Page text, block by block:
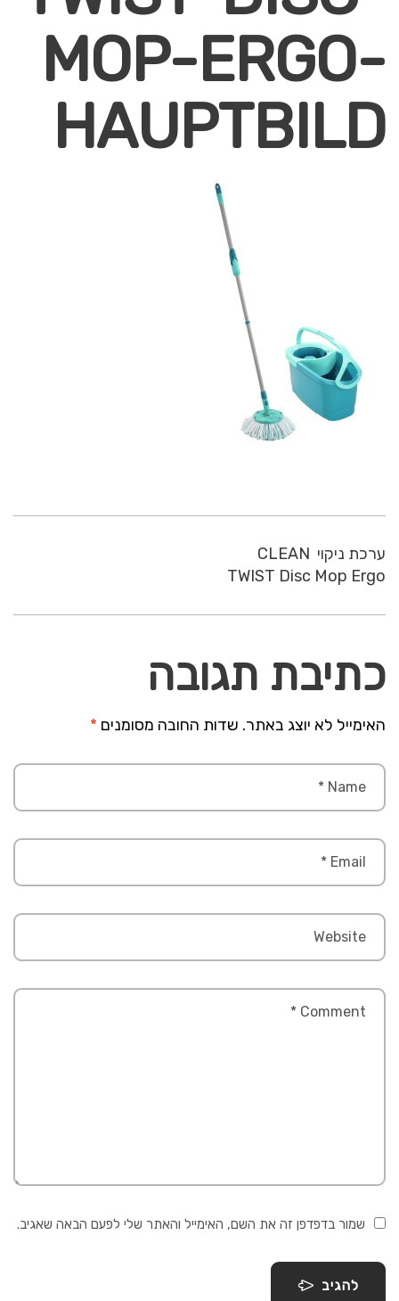
MOP-ERGO-
HAUPTBILD
ערכת ניקוי CLEAN
TWIST Disc Mop Ergo
כתיבת תגובה
האימייל לא יוצג באתר. שדות החובה מסומנים *
שמור בדפדפן זה את השם, האימייל והאתר שלי לפעם הבאה שאגיב.
להגיב